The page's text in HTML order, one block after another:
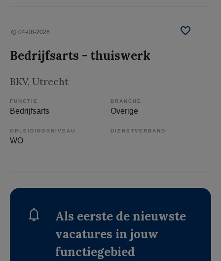
04-08-2026
Bedrijfsarts - thuiswerk
BKV, Utrecht
FUNCTIE
Bedrijfsarts
BRANCHE
Overige
OPLEIDINGSNIVEAU
WO
DIENSTVERBAND
Als eerste de nieuwste
vacatures in jouw
functiegebied